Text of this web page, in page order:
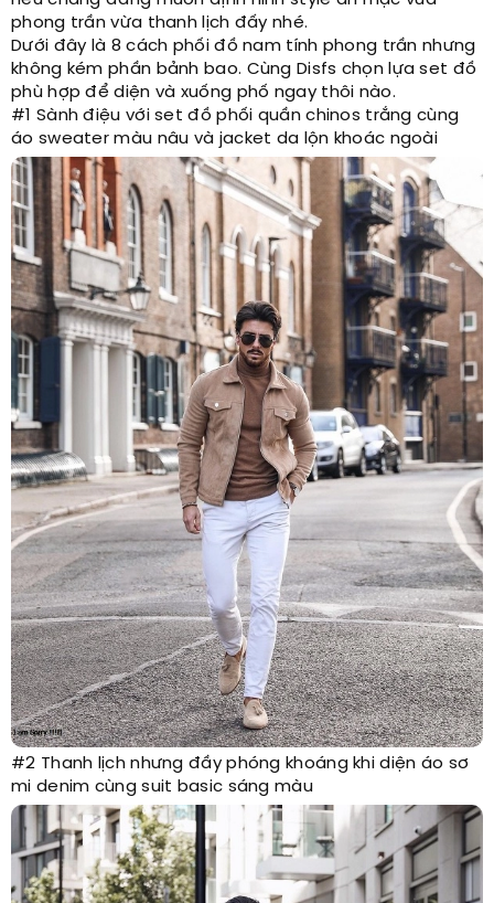
phong trần vừa thanh lịch đấy nhé.
Dưới đây là 8 cách phối đồ nam tính phong trần nhưng
không kém phần bảnh bao. Cùng Disfs chọn lựa set đồ
phù hợp để diện và xuống phố ngay thôi nào.
#1 Sành điệu với set đồ phối quần chinos trắng cùng
áo sweater màu nâu và jacket da lộn khoác ngoài
#2 Thanh lịch nhưng đầy phóng khoáng khi diện áo sơ
mi denim cùng suit basic sáng màu